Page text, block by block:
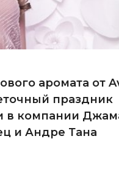
аромата от
праздник
в компании
и Андре Тана